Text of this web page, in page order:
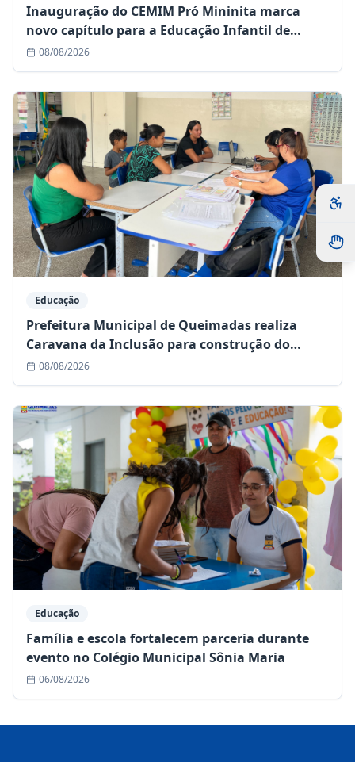
Inauguração do CEMIM Pró Mininita marca
novo capítulo para a Educação Infantil de
Queimadas
08/08/2026
Educação
Prefeitura Municipal de Queimadas realiza
Caravana da Inclusão para construção do
Plano Educacional Individualizado (PEI)
08/08/2026
Educação
Família e escola fortalecem parceria durante
evento no Colégio Municipal Sônia Maria
06/08/2026